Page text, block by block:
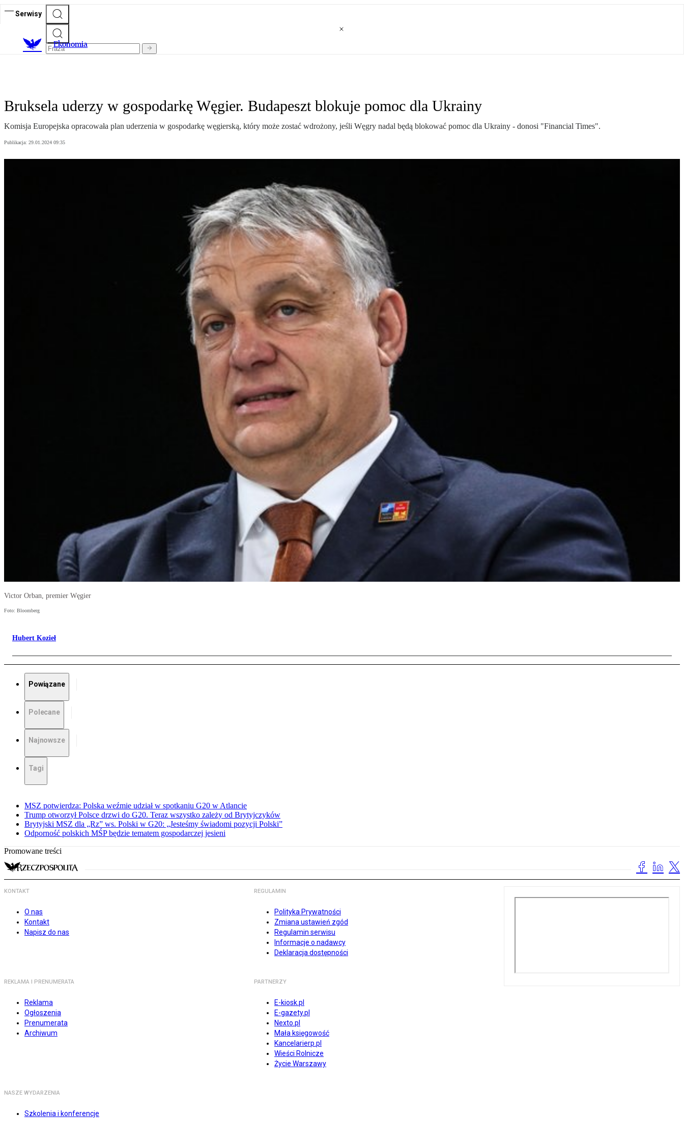
Serwisy
Ekonomia
Bruksela uderzy w gospodarkę Węgier. Budapeszt blokuje pomoc dla Ukrainy
Komisja Europejska opracowała plan uderzenia w gospodarkę węgierską, który może zostać wdrożony, jeśli Węgry nadal będą blokować pomoc dla Ukrainy - donosi "Financial Times".
Publikacja: 29.01.2024 09:35
Victor Orban, premier Węgier
Foto: Bloomberg
Hubert Kozieł
Powiązane
Polecane
Najnowsze
Tagi
MSZ potwierdza: Polska weźmie udział w spotkaniu G20 w Atlancie
Trump otworzył Polsce drzwi do G20. Teraz wszystko zależy od Brytyjczyków
Brytyjski MSZ dla „Rz” ws. Polski w G20: „Jesteśmy świadomi pozycji Polski”
Odporność polskich MŚP będzie tematem gospodarczej jesieni
Promowane treści
KONTAKT
O nas
Kontakt
Napisz do nas
REGULAMIN
Polityka Prywatności
Zmiana ustawień zgód
Regulamin serwisu
Informacje o nadawcy
Deklaracja dostępności
REKLAMA I PRENUMERATA
Reklama
Ogłoszenia
Prenumerata
Archiwum
PARTNERZY
E-kiosk.pl
E-gazety.pl
Nexto.pl
Mała księgowość
Kancelarierp.pl
Wieści Rolnicze
Życie Warszawy
NASZE WYDARZENIA
Szkolenia i konferencje